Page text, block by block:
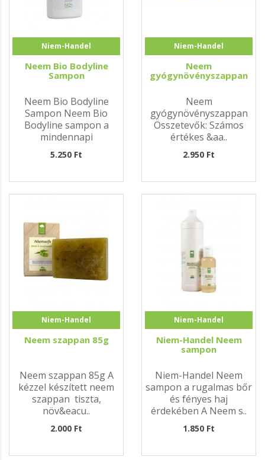
Niem-Handel
Neem Bio Bodyline
Sampon
Neem Bio Bodyline
Sampon Neem Bio
Bodyline sampon a
mindennapi
hajápoláshoz. Az enyhe..
5.250 Ft
Niem-Handel
Neem
gyógynövényszappan
Neem
gyógynövényszappan
Összetevők: Számos
értékes &aa..
2.950 Ft
Niem-Handel
Neem szappan 85g
Neem szappan 85g A
kézzel készített neem
szappan tiszta,
növ&eacu..
2.000 Ft
Niem-Handel
Niem-Handel Neem
sampon
Niem-Handel Neem
sampon a rugalmas bőr
és fényes haj
érdekében A Neem s..
1.850 Ft